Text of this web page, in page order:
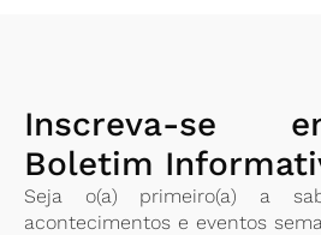
Inscreva-se
Boletim
Seja o(a) primeiro(a) a
acontecimentos e eventos